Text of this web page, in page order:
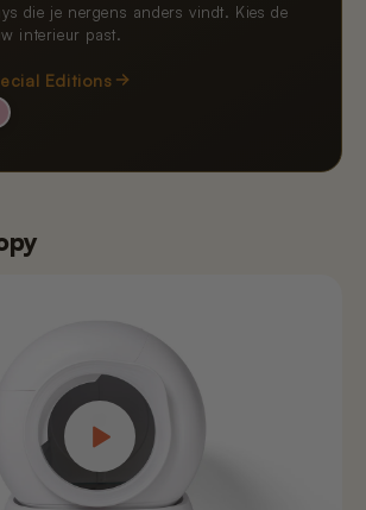
die je nergens anders vindt. Kies de
interieur past.
Editions